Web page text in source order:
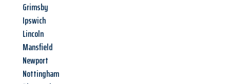
Grimsby
Ipswich
Lincoln
Mansfield
Newport
Nottingham